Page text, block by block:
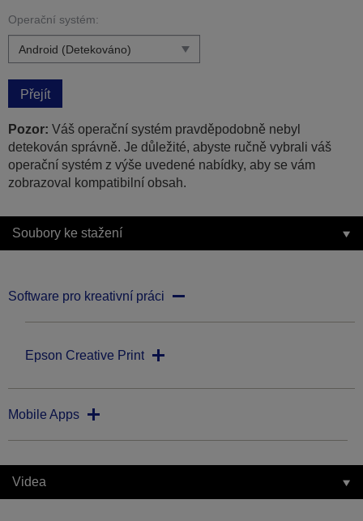
Operační systém:
Přejít
Pozor: Váš operační systém pravděpodobně nebyl
detekován správně. Je důležité, abyste ručně vybrali váš
operační systém z výše uvedené nabídky, aby se vám
zobrazoval kompatibilní obsah.
Soubory ke stažení
Software pro kreativní práci
Epson Creative Print
Mobile Apps
Videa